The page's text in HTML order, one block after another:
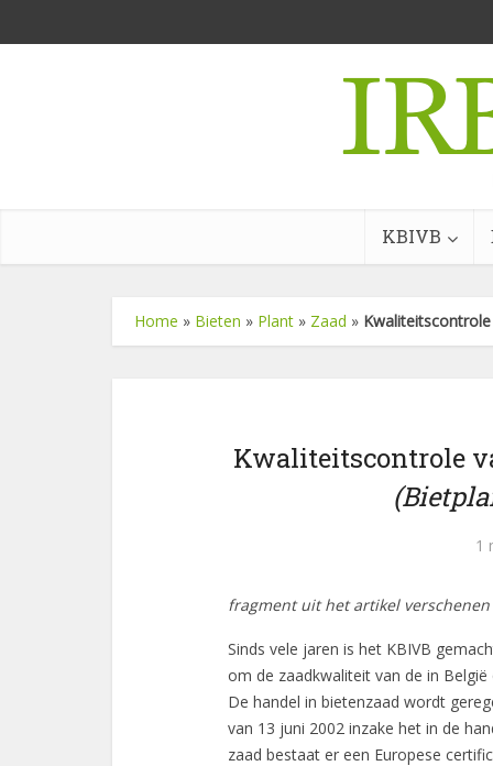
KBIVB
Home » Bieten » Plant » Zaad »
Kwaliteitscontrole
1
fragment uit het artikel verschenen
Sinds vele jaren is het KBIVB
om de zaadkwaliteit van de in
De handel in bietenzaad wordt
van 13 juni 2002 inzake het in de
zaad bestaat er een Europese